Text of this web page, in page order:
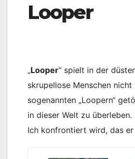
Looper
„Looper“ spielt in der
skrupellose Menschen
sogenannten „Loopern“
in dieser Welt zu überleben.
Ich konfrontiert wird, das